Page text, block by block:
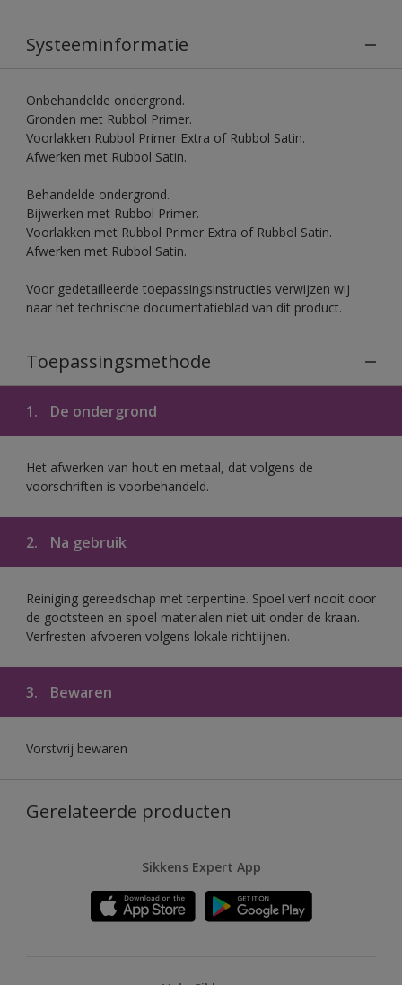
Systeeminformatie
Onbehandelde ondergrond.
Gronden met Rubbol Primer.
Voorlakken Rubbol Primer Extra of Rubbol Satin.
Afwerken met Rubbol Satin.
Behandelde ondergrond.
Bijwerken met Rubbol Primer.
Voorlakken met Rubbol Primer Extra of Rubbol Satin.
Afwerken met Rubbol Satin.
Voor gedetailleerde toepassingsinstructies verwijzen wij
naar het technische documentatieblad van dit product.
Toepassingsmethode
1. De ondergrond
Het afwerken van hout en metaal, dat volgens de
voorschriften is voorbehandeld.
2. Na gebruik
Reiniging gereedschap met terpentine. Spoel verf nooit door
de gootsteen en spoel materialen niet uit onder de kraan.
Verfresten afvoeren volgens lokale richtlijnen.
3. Bewaren
Vorstvrij bewaren
Gerelateerde producten
Sikkens Expert App